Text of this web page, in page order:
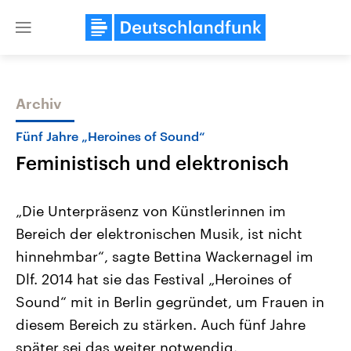
Close
Themen
Landtagswahl Sachsen-Anhalt
2026
Alle Informationen
Sachsen-Anhalt wählt am 6.
September 2026 einen neuen
Bundesland von einer Koalition aus
USA
Aktuelle Beiträge,
Hintergründe
Wirtschaftlich und
gehören die Vereinigten
mit großem Einfluss auf
Archiv
Fünf Jahre „Heroines of Sound“
Feministisch und elektronisch
„Die Unterpräsenz von Künstlerinnen im
Bereich der elektronischen Musik, ist nicht
hinnehmbar“, sagte Bettina Wackernagel im
Dlf. 2014 hat sie das Festival „Heroines of
Sound“ mit in Berlin gegründet, um Frauen in
diesem Bereich zu stärken. Auch fünf Jahre
später sei das weiter notwendig.